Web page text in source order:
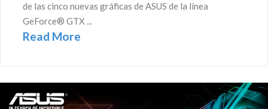
de las cinco nuevas gráficas de ASUS de la línea
GeForce® GTX ...
Read More